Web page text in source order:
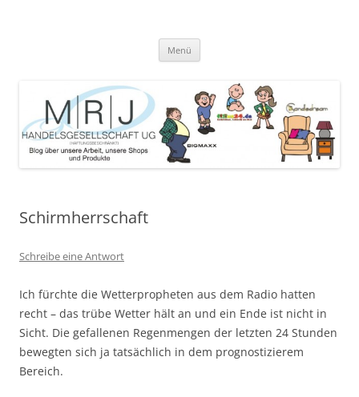
angebotene Produkte
Menü
Schirmherrschaft
Schreibe eine Antwort
Ich fürchte die Wetterpropheten aus dem Radio hatten
recht – das trübe Wetter hält an und ein Ende ist nicht in
Sicht. Die gefallenen Regenmengen der letzten 24 Stunden
bewegten sich ja tatsächlich in dem prognostizierem
Bereich.